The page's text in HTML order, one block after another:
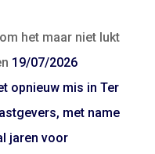
het maar niet lukt
19/07/2026
opnieuw mis in Ter
met name
jaren voor